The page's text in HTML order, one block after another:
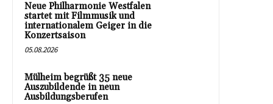
Neue Philharmonie Westfalen
startet mit Filmmusik und
internationalem Geiger in die
Konzertsaison
05.08.2026
Mülheim begrüßt 35 neue
Auszubildende in neun
Ausbildungsberufen